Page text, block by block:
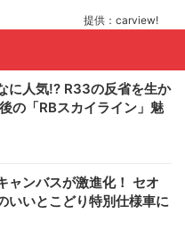
提供：carview!
に人気!? R33の反省を生か
の「RBスカイライン」魅
ャンバスが激進化！ セオ
いいとこどり特別仕様車に